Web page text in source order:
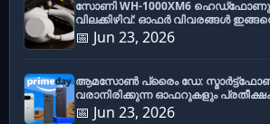
സോണി WH-1000XM6
വിലക്കിഴിവ്: ഓഫർ വിവരങ്ങൾ
📅 Jun 23, 2026
ആമസോൺ പ്രൈം ഡേ:
വരാനിരിക്കുന്ന ഓഫറുകളും
📅 Jun 23, 2026